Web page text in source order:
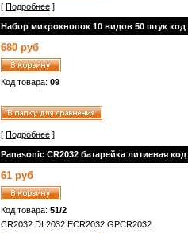
[ Подробнее ]
Набор микрокнопок 10 видов 50 штук код
680 руб
Код товара: 09
[ Подробнее ]
Panasonic CR2032 батарейка литиевая код
61 руб
Код товара: 51/2
CR2032 DL2032 ECR2032 GPCR2032